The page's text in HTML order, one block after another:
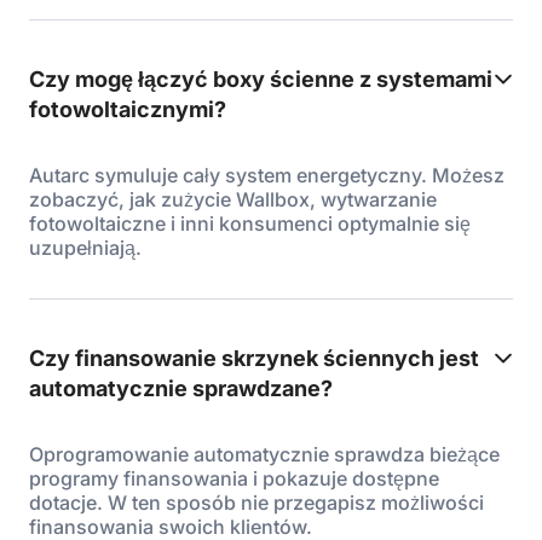
Czy mogę łączyć boxy ścienne z systemami
fotowoltaicznymi?
Autarc symuluje cały system energetyczny. Możesz
zobaczyć, jak zużycie Wallbox, wytwarzanie
fotowoltaiczne i inni konsumenci optymalnie się
uzupełniają.
Czy finansowanie skrzynek ściennych jest
automatycznie sprawdzane?
Oprogramowanie automatycznie sprawdza bieżące
programy finansowania i pokazuje dostępne
dotacje. W ten sposób nie przegapisz możliwości
finansowania swoich klientów.